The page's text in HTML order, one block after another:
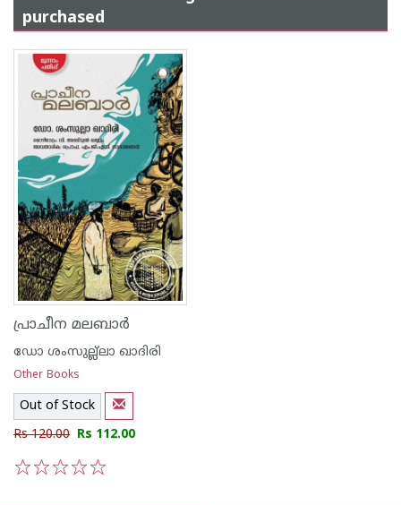
purchased
പ്രാചീന മലബാര്‍
ഡോ ശംസുല്ല്ലാ ഖാദിരി
Other Books
Out of Stock
Rs 120.00 Rs 112.00